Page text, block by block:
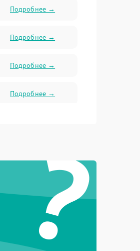
Подробнее →
Подробнее →
Подробнее →
Подробнее →
Подробнее →
?